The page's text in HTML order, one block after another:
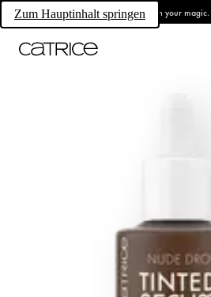
Zum Hauptinhalt springen Own your magic.